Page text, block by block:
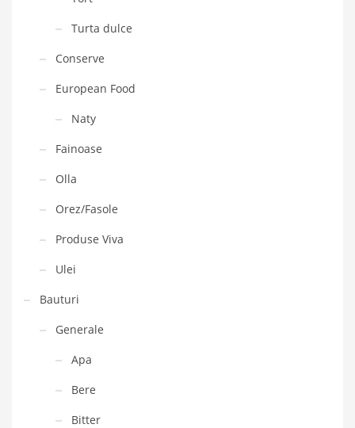
Turta dulce
Conserve
European Food
Naty
Fainoase
Olla
Orez/Fasole
Produse Viva
Ulei
Bauturi
Generale
Apa
Bere
Bitter